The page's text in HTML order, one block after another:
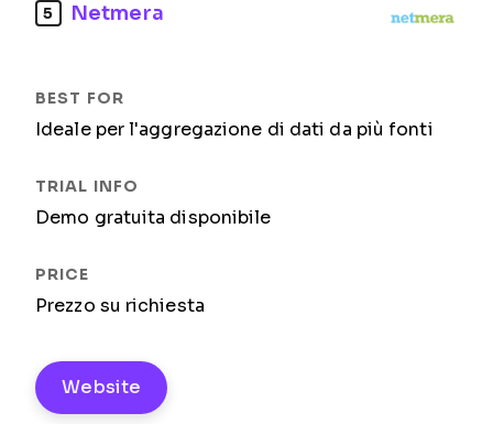
5 Netmera
Ideale per l'aggregazione di dati da più fonti
Demo gratuita disponibile
Prezzo su richiesta
Website